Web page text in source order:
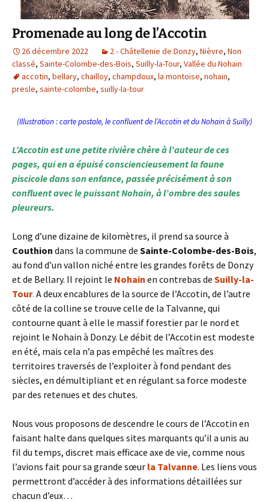
Promenade au long de l’Accotin
26 décembre 2022 2 - Châtellenie de Donzy, Nièvre, Non
classé, Sainte-Colombe-des-Bois, Suilly-la-Tour, Vallée du Nohain
accotin, bellary, chailloy, champdoux, la montoise, nohain,
presle, sainte-colombe, suilly-la-tour
(Illustration : carte postale, le confluent de l’Accotin et du Nohain à Suilly)
L’Accotin est une petite rivière chère à l’auteur de ces
pages, qui en a épuisé consciencieusement la faune
piscicole dans son enfance, passée précisément à son
confluent avec le puissant Nohain, à l’ombre des saules
pleureurs.
Long d’une dizaine de kilomètres, il prend sa source à
Couthion dans la commune de Sainte-Colombe-des-Bois,
au fond d’un vallon niché entre les grandes forêts de Donzy
et de Bellary. Il rejoint le Nohain en contrebas de Suilly-la-
Tour. A deux encablures de la source de l’Accotin, de l’autre
côté de la colline se trouve celle de la Talvanne, qui
contourne quant à elle le massif forestier par le nord et
rejoint le Nohain à Donzy. Le débit de l’Accotin est modeste
en été, mais cela n’a pas empêché les maîtres des
territoires traversés de l’exploiter à fond pendant des
siècles, en démultipliant et en régulant sa force modeste
par des retenues et des chutes.
Nous vous proposons de descendre le cours de l’Accotin en
faisant halte dans quelques sites marquants qu’il a unis au
fil du temps, discret mais efficace axe de vie, comme nous
l’avions fait pour sa grande sœur la Talvanne. Les liens vous
permettront d’accéder à des informations détaillées sur
chacun d’eux…